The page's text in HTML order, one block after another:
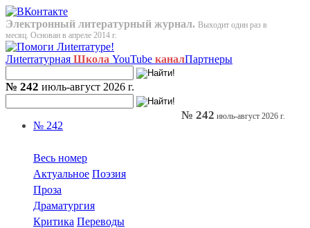
Электронный литературный журнал. Выходит один раз в
месяц. Основан в апреле 2014 г.
Лиterraтурная Школа YouTube каналПартнеры
№ 242 июль-август 2026 г.
№ 242
Весь номер
Актуальное Поэзия
Проза
Драматургия
Критика Переводы
№ 242 июль-август 2026 г.